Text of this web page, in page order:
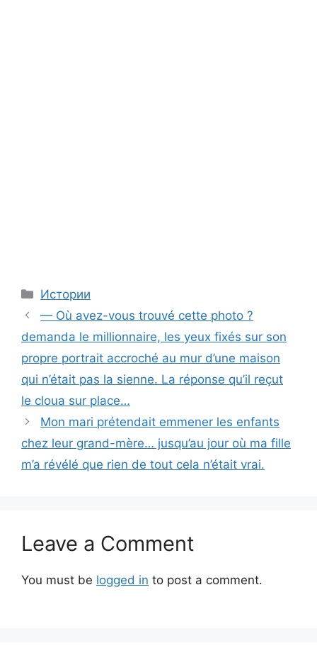
Categories
Истории
— Où avez-vous trouvé cette photo ?
demanda le millionnaire, les yeux fixés sur son
propre portrait accroché au mur d’une maison
qui n’était pas la sienne. La réponse qu’il reçut
le cloua sur place…
Mon mari prétendait emmener les enfants
chez leur grand-mère… jusqu’au jour où ma fille
m’a révélé que rien de tout cela n’était vrai.
Leave a Comment
You must be logged in to post a comment.